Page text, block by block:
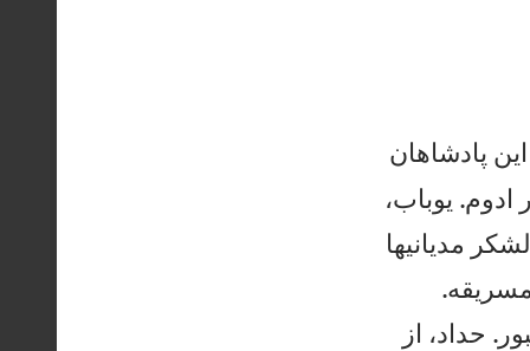
پادشاهان
يوباب،
مديانیها
حداد، از